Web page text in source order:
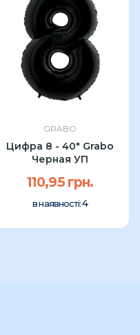
GRABO
Цифра 8 - 40" Grabo
Черная УП
110,95 грн.
в наявності:4